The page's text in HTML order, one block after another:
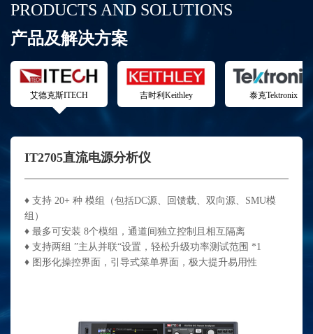
PRODUCTS AND SOLUTIONS
产品及解决方案
艾德克斯ITECH 吉时利Keithley 泰克Tektronix
IT2705直流电源分析仪
♦ 支持 20+ 种 模组（包括DC源、回馈载、双向源、SMU模
组）
♦ 最多可安装 8个模组，通道间独立控制且相互隔离
♦ 支持两组 ”主从并联“设置，轻松升级功率测试范围 *1
♦ 图形化操控界面，引导式菜单界面，极大提升易用性